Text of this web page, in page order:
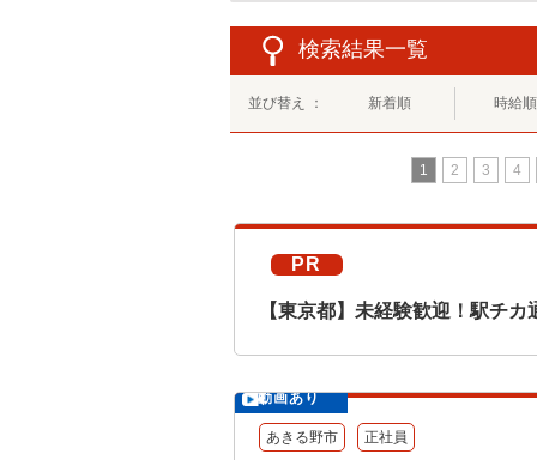
検索結果一覧
並び替え ： 新着順 時給順
1 2 3 4
PR
【東京都】未経験歓迎！駅チ
動画あり
あきる野市 正社員